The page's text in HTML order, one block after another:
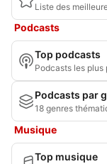
Liste des
Podcasts
Top podcasts
Podcasts les plus
Podcasts par
18 genres
Musique
Top musique